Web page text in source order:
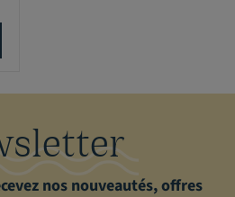
nos nouveautés, offres